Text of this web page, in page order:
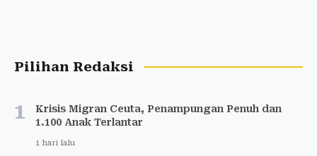
Pilihan Redaksi
1
Krisis Migran Ceuta, Penampungan Penuh dan
1.100 Anak Terlantar
1 hari lalu